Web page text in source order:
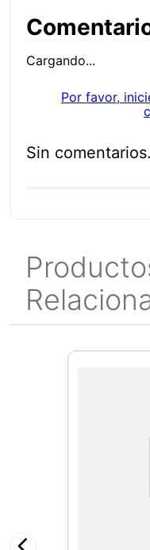
Cargando...
Por favor,
Sin comentarios.